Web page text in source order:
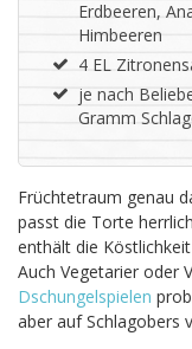
Erdbeeren,
Himbeeren
4 EL
je nach
Gramm
Früchtetraum genau
passt die Torte
enthält die
Auch Vegetarier oder
Dschungelspielen
aber auf Schlagobers